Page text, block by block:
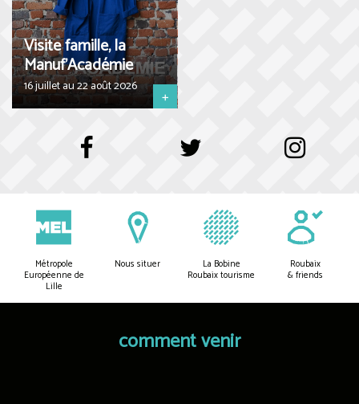
Visite famille, la
Manuf'Académie
16 juillet au 22 août 2026
+
Métropole
Européenne de
Lille
Nous situer La Bobine
Roubaix tourisme
Roubaix
& friends
comment venir